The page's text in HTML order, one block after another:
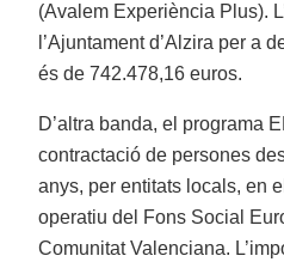
(Avalem Experiència Plus).
l’Ajuntament d’Alzira per a
és de 742.478,16 euros.
D’altra banda, el programa
contractació de persones
anys, per entitats locals, en
operatiu del Fons Social
Comunitat Valenciana.